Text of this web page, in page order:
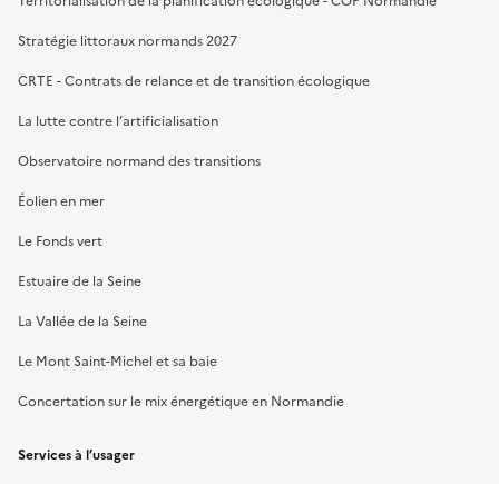
Stratégie littoraux normands 2027
CRTE - Contrats de relance et de transition écologique
La lutte contre l’artificialisation
Observatoire normand des transitions
Éolien en mer
Le Fonds vert
Estuaire de la Seine
La Vallée de la Seine
Le Mont Saint-Michel et sa baie
Concertation sur le mix énergétique en Normandie
Services à l’usager